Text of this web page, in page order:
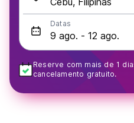
Datas
Reserve com mais de 1
cancelamento gratuito.